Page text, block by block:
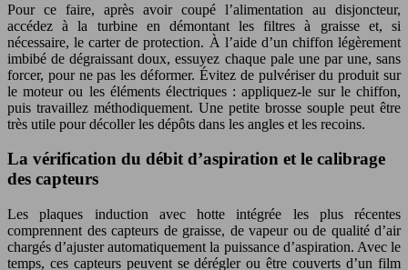
Pour ce faire, après avoir coupé l’alimentation au disjoncteur,
accédez à la turbine en démontant les filtres à graisse et, si
nécessaire, le carter de protection. À l’aide d’un chiffon légèrement
imbibé de dégraissant doux, essuyez chaque pale une par une, sans
forcer, pour ne pas les déformer. Évitez de pulvériser du produit sur
le moteur ou les éléments électriques : appliquez-le sur le chiffon,
puis travaillez méthodiquement. Une petite brosse souple peut être
très utile pour décoller les dépôts dans les angles et les recoins.
La vérification du débit d’aspiration et le calibrage
des capteurs
Les plaques induction avec hotte intégrée les plus récentes
comprennent des capteurs de graisse, de vapeur ou de qualité d’air
chargés d’ajuster automatiquement la puissance d’aspiration. Avec le
temps, ces capteurs peuvent se dérégler ou être couverts d’un film